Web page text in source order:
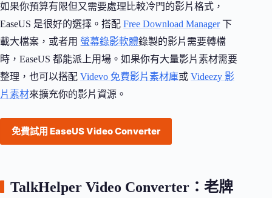
如果你預算有限但又需要處理比較冷門的影片格式，
EaseUS 是很好的選擇。搭配 Free Download Manager下
載大檔案，或者用 螢幕錄影軟體錄製的影片需要轉檔
時，EaseUS 都能派上用場。如果你有大量影片素材需要
整理，也可以搭配 Videvo 免費影片素材庫或 Videezy 影
片素材來擴充你的影片資源。
免費試用 EaseUS Video Converter
TalkHelper Video Converter：老牌